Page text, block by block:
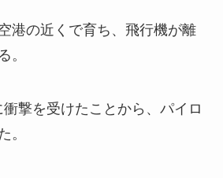
港の近くで育ち、飛行機が離
。
撃を受けたことから、パイロ
。